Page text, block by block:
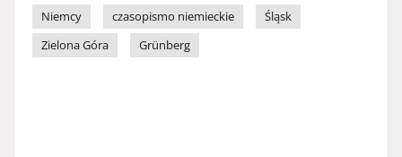
Niemcy
czasopismo niemieckie
Śląsk
Zielona Góra
Grünberg